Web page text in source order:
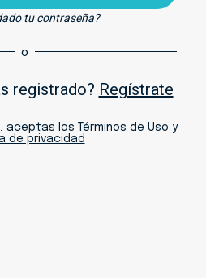
tu contraseña?
o
registrado? Regístrate
aceptas los Términos de Uso y
de privacidad